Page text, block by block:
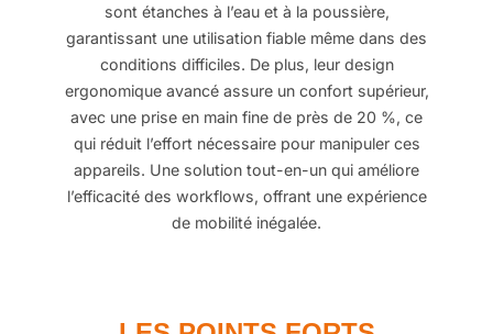
sont étanches à l’eau et à la poussière,
garantissant une utilisation fiable même dans des
conditions difficiles. De plus, leur design
ergonomique avancé assure un confort supérieur,
avec une prise en main fine de près de 20 %, ce
qui réduit l’effort nécessaire pour manipuler ces
appareils. Une solution tout-en-un qui améliore
l’efficacité des workflows, offrant une expérience
de mobilité inégalée.